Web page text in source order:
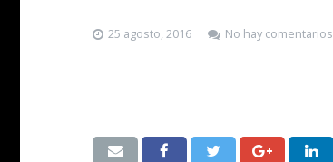
25 agosto, 2016 No hay comentarios